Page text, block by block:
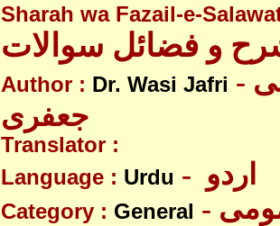
Sharah wa Fazail-e-
Author : Dr. Wasi Jafri - ڈاکٹر وصی
جعفری
Translator :
Language : Urdu
Category : General